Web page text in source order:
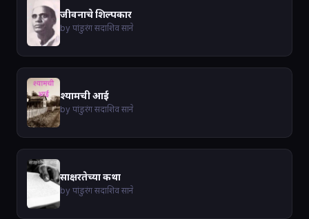
जीवनाचे शिल्पकार
by पांडुरंग सदाशिव साने
श्यामची आई
by पांडुरंग सदाशिव साने
साक्षरतेच्या कथा
by पांडुरंग सदाशिव साने